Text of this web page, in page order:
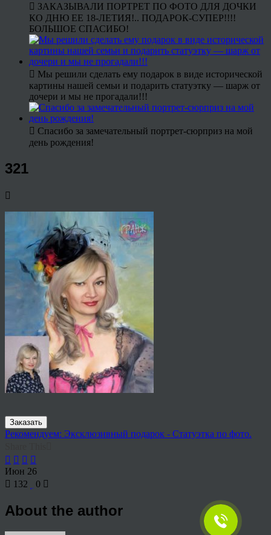
ЗАКАЗЫВАЛИ ПОРТРЕТ ПО ФОТО ДЛЯ ДОЧКИ
КО ДНЮ ЕЕ 18-ЛЕТИЯ!.. ПОДАРОК-СУПЕР!!!!
БОЛЬШОЕ СПАСИБО!
Мы решили сделать ему подарок в виде исторической
картины нашей семьи и подарить статуэтку — шарж от
дочери и мы не прогадали!!!
Спасибо за замечательный портрет-сюрприз на мой
день рождения!
321
Заказать
Рекомендуем: Эксклюзивный подарок - Статуэтка по фото.
Июн 26
132
0
About the author